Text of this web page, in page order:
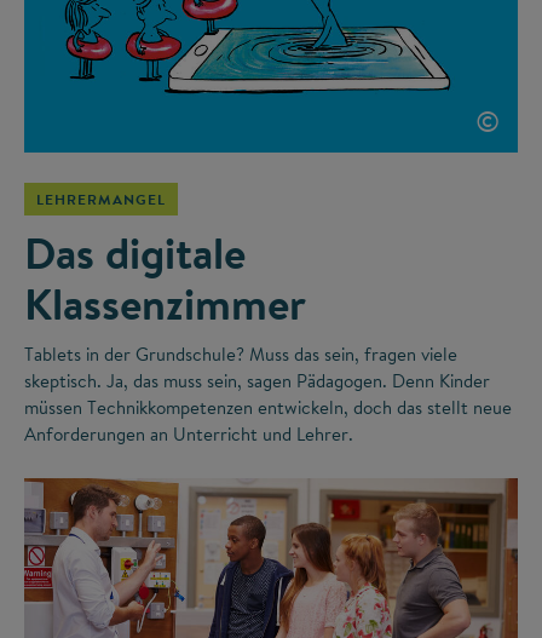
©
LEHRERMANGEL
Das digitale
Klassenzimmer
Tablets in der Grundschule? Muss das sein, fragen viele
skeptisch. Ja, das muss sein, sagen Pädagogen. Denn Kinder
müssen Technikkompetenzen entwickeln, doch das stellt neue
Anforderungen an Unterricht und Lehrer.